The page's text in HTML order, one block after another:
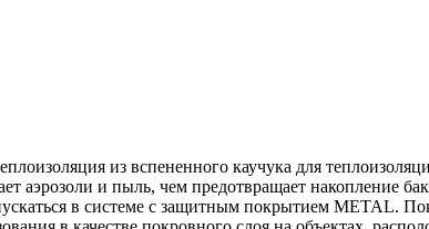
из вспененного каучука для
аэрозоли и пыль, чем предотвращает накопление
в системе c защитным покрытием METAL.